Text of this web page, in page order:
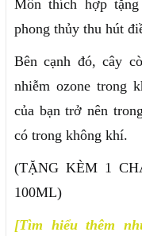
Môn thích hợp
phong thủy thu hút
Bên cạnh đó, cây
nhiễm ozone trong
của bạn trở nên
có trong không khí.
(TẶNG KÈM 1
100ML)
[Tìm hiểu thêm